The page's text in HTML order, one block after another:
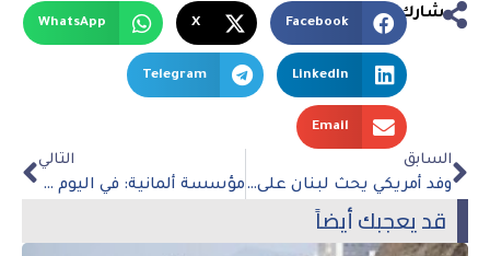
شارك
Facebook
X
WhatsApp
LinkedIn
Telegram
Email
السابق
وفد أمريكي يحث لبنان على الإسراع في تشكيل الحكومة
التالي
مؤسسة ألمانية: في اليوم العالمي لضحايا الاختفاء القسري، يجب على الإمارات تحسين سجلها في حقوق الإنسان
قد يعجبك أيضاً